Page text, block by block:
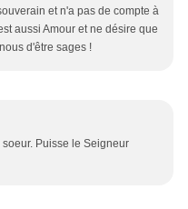
et n'a pas de compte à
aussi Amour et ne désire que
d'être sages !
Puisse le Seigneur